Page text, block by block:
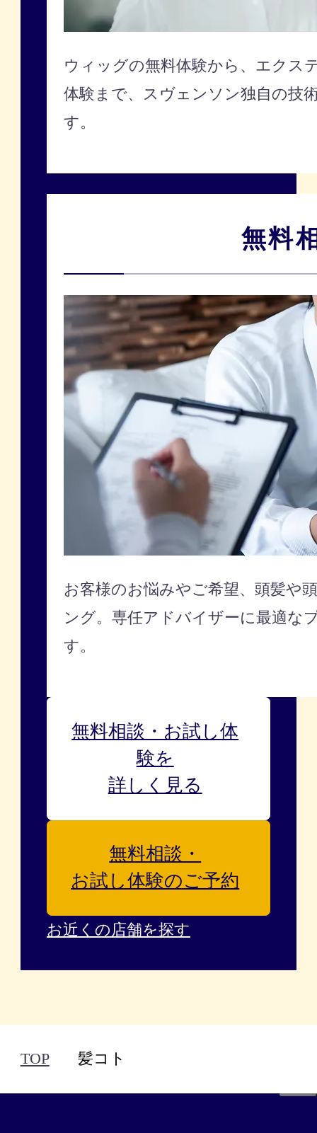
ウィッグの無料体験から、エクス
体験まで、スヴェンソン独自の技
す。
無料
お客様のお悩みやご希望、頭髪や
ング。専任アドバイザーに最適な
す。
無料相談・お試し体
験を
詳しく見る
無料相談・
お試し体験のご予約
お近くの店舗を探す
TOP 髪コト